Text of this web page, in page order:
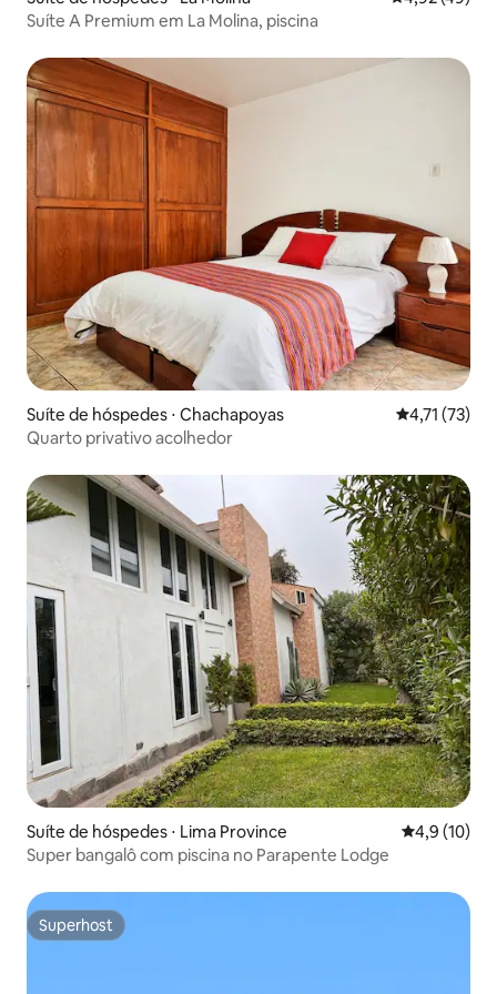
Suíte A Premium em La Molina, piscina
Suíte de hóspedes ⋅ Chachapoyas 4,71 de uma
4,71 (73)
Quarto privativo acolhedor
Suíte de hóspedes ⋅ Lima Province 4,9 de uma
4,9 (10)
Super bangalô com piscina no Parapente Lodge
Superhost
Superhost